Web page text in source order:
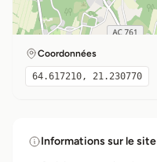
Coordonnées
64.617210, 21.230770
Informations sur le site